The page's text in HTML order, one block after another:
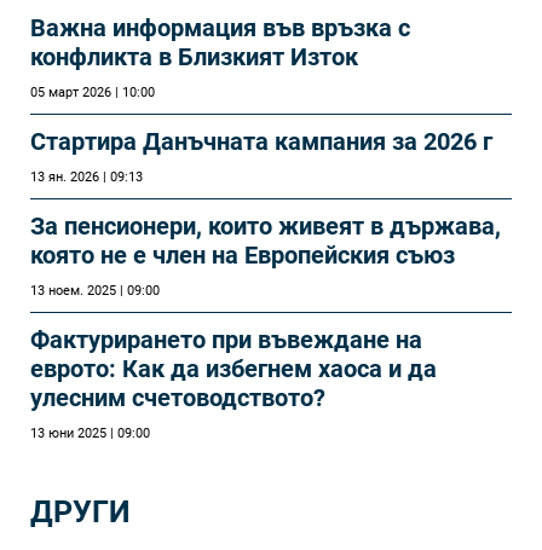
Важна информация във връзка с
конфликта в Близкият Изток
05 март 2026 | 10:00
Стартира Данъчната кампания за 2026 г
13 ян. 2026 | 09:13
За пенсионери, които живеят в държава,
която не е член на Европейския съюз
13 ноем. 2025 | 09:00
Фактурирането при въвеждане на
еврото: Как да избегнем хаоса и да
улесним счетоводството?
13 юни 2025 | 09:00
ДРУГИ